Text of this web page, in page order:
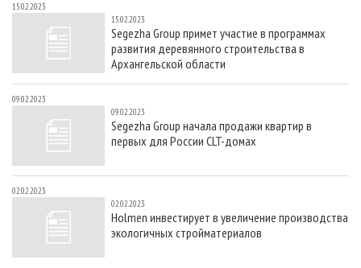
15.02.2023
15.02.2023
Segezha Group примет участие в программах
развития деревянного строительства в
Архангельской области
09.02.2023
09.02.2023
Segezha Group начала продажи квартир в
первых для России CLT-домах
02.02.2023
02.02.2023
Holmen инвестирует в увеличение производства
экологичных стройматериалов